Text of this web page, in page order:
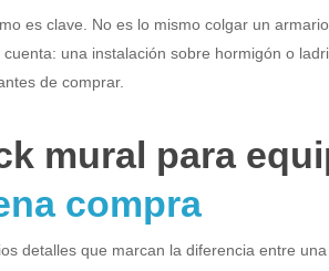
es clave. No es lo mismo colgar un
cuenta: una instalación sobre hormigón o
de comprar.
mural para
compra
detalles que marcan la diferencia entre